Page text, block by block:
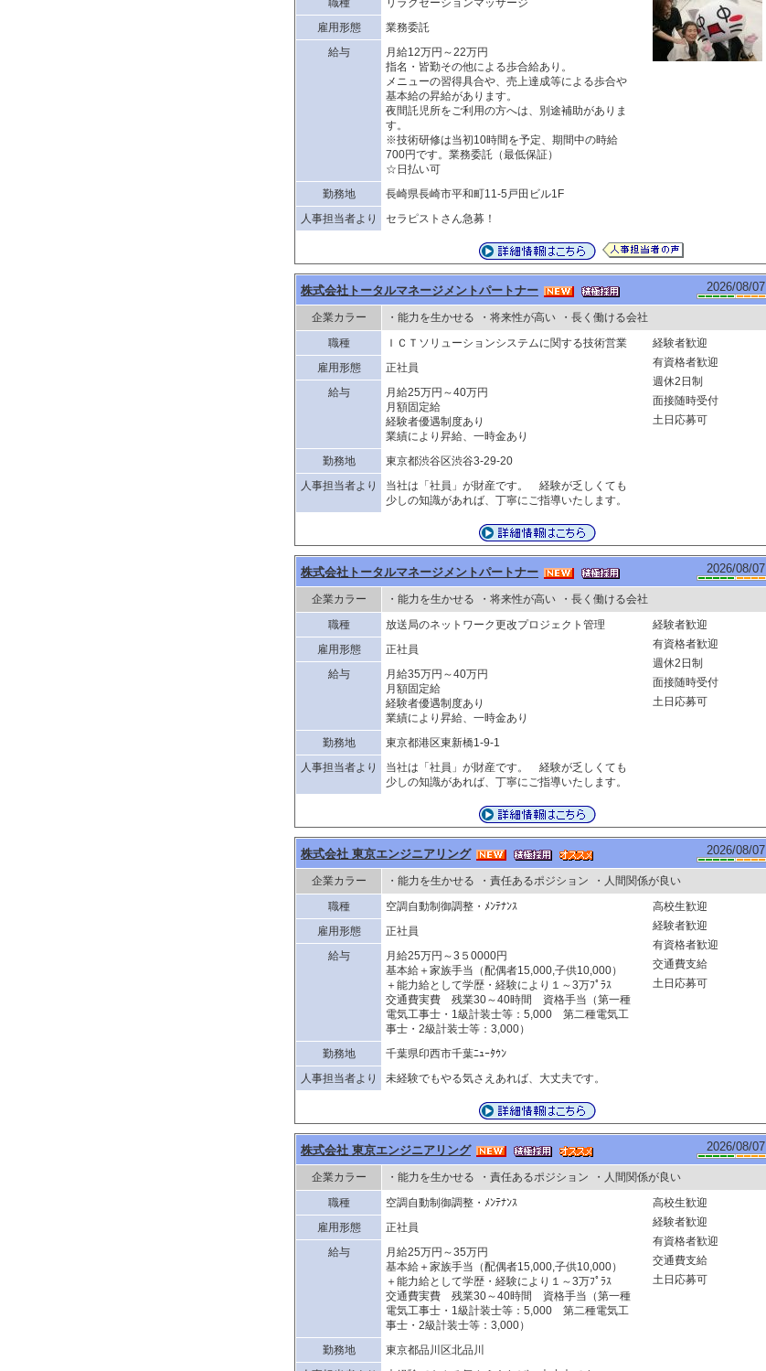
職種
リラクゼーションマッサージ
雇用形態
業務委託
給与
月給12万円～22万円
指名・皆勤その他による歩合給あり。
メニューの習得具合や、売上達成等による歩合や
基本給の昇給があります。
夜間託児所をご利用の方へは、別途補助がありま
す。
※技術研修は当初10時間を予定、期間中の時給
700円です。業務委託（最低保証）
☆日払い可
勤務地
長崎県長崎市平和町11-5戸田ビル1F
人事担当者より
セラピストさん急募！
株式会社トータルマネージメントパートナー 2026/08/07
企業カラー ・能力を生かせる ・将来性が高い
・長く働ける会社
職種
ＩＣＴソリューションシステムに関する技術営業
雇用形態
正社員
給与
月給25万円～40万円
月額固定給
経験者優遇制度あり
業績により昇給、一時金あり
勤務地
東京都渋谷区渋谷3-29-20
人事担当者より
当社は「社員」が財産です。 経験が乏しくても
少しの知識があれば、丁寧にご指導いたします。
経験者歓迎
有資格者歓迎
週休2日制
面接随時受付
土日応募可
株式会社トータルマネージメントパートナー 2026/08/07
企業カラー ・能力を生かせる ・将来性が高い
・長く働ける会社
職種
放送局のネットワーク更改プロジェクト管理
雇用形態
正社員
給与
月給35万円～40万円
月額固定給
経験者優遇制度あり
業績により昇給、一時金あり
勤務地
東京都港区東新橋1-9-1
人事担当者より
当社は「社員」が財産です。 経験が乏しくても
少しの知識があれば、丁寧にご指導いたします。
経験者歓迎
有資格者歓迎
週休2日制
面接随時受付
土日応募可
株式会社 東京エンジニアリング 2026/08/07
企業カラー ・能力を生かせる ・責任あるポジション
・人間関係が良い
職種
空調自動制御調整・ﾒﾝﾃﾅﾝｽ
雇用形態
正社員
給与
月給25万円～3５0000円
基本給＋家族手当（配偶者15,000,子供10,000）
＋能力給として学歴・経験により１～3万ﾌﾟﾗｽ
交通費実費 残業30～40時間 資格手当（第一種
電気工事士・1級計装士等：5,000 第二種電気工
事士・2級計装士等：3,000）
勤務地
千葉県印西市千葉ﾆｭｰﾀｳﾝ
人事担当者より
未経験でもやる気さえあれば、大丈夫です。
高校生歓迎
経験者歓迎
有資格者歓迎
交通費支給
土日応募可
株式会社 東京エンジニアリング 2026/08/07
企業カラー ・能力を生かせる ・責任あるポジション
・人間関係が良い
職種
空調自動制御調整・ﾒﾝﾃﾅﾝｽ
雇用形態
正社員
給与
月給25万円～35万円
基本給＋家族手当（配偶者15,000,子供10,000）
＋能力給として学歴・経験により１～3万ﾌﾟﾗｽ
交通費実費 残業30～40時間 資格手当（第一種
電気工事士・1級計装士等：5,000 第二種電気工
事士・2級計装士等：3,000）
勤務地
東京都品川区北品川
高校生歓迎
経験者歓迎
有資格者歓迎
交通費支給
土日応募可